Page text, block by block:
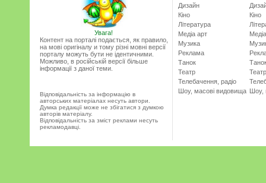
Увага!
Контент на порталі подається, як правило,
на мові оригіналу и тому різні мовні версії
порталу можуть бути не ідентичними.
Можливо, в російській версії більше
інформації з даної теми.
Відповідальність за інформацію в
авторських матеріалах несуть автори.
Думка редакції може не збігатися з думкою
авторів матеріалу.
Відповідальність за зміст реклами несуть
рекламодавці.
Дизайн
Кіно
Література
Медіа арт
Музика
Реклама
Танок
Театр
Телебачення, радіо
Шоу, масові видовища
Кіно
Театр
Шоу,